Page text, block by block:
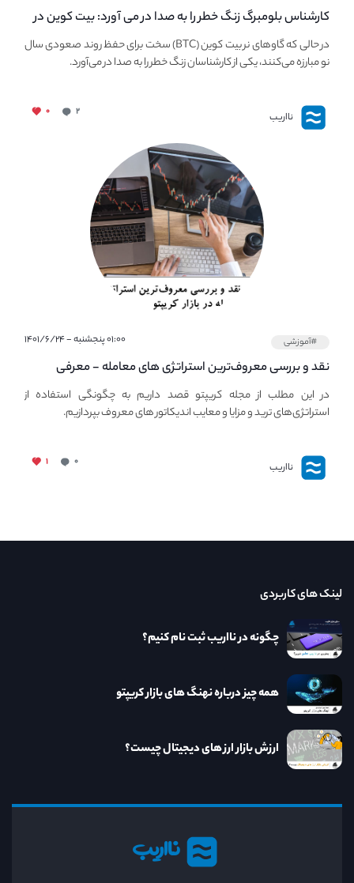
کارشناس بلومبرگ زنگ خطر را به صدا در می آورد: بیت کوین در
معرض خطر سقوط بزرگ است - دلیل آن چیست؟در حالی که گاوهای نر بیت کوین (BTC) سخت برای حفظ روند صعودی سال
نو مبارزه می‌کنند، یکی از کارشناسان زنگ خطر را به صدا در می‌آورد.
نااریب ۲ ۰
#آموزشی ۰۱:۰۰ پنجشنبه - ۱۴۰۱/۶/۲۴
نقد و بررسی معروف‌ترین استراتژی های معامله - معرفی
استراتژی های مهم ترید در بازار کریپتو
در این مطلب از مجله کریپتو قصد داریم به چگونگی استفاده از
استراتژی‌های ترید و مزایا و معایب اندیکاتور های معروف بپردازیم.
نااریب ۰ ۱
نااریب
لینک های کاربردی
چگونه در نااریب ثبت نام کنیم؟
همه چیز درباره نهنگ های بازار کریپتو
ارزش بازار ارز های دیجیتال چیست؟